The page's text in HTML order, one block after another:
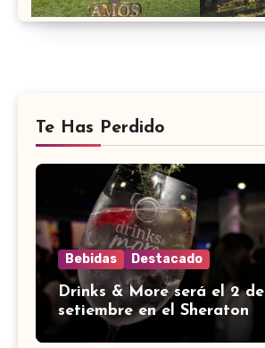
Te Has Perdido
Bebidas Destacado
Drinks & More será el 2 de
setiembre en el Sheraton